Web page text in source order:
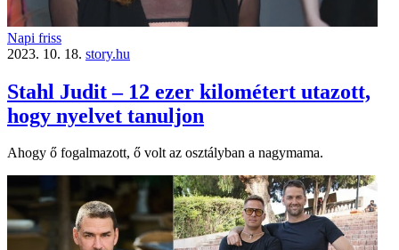
Napi friss
2023. 10. 18. story.hu
Stahl Judit – 12 ezer kilométert utazott,
hogy nyelvet tanuljon
Ahogy ő fogalmazott, ő volt az osztályban a nagymama.